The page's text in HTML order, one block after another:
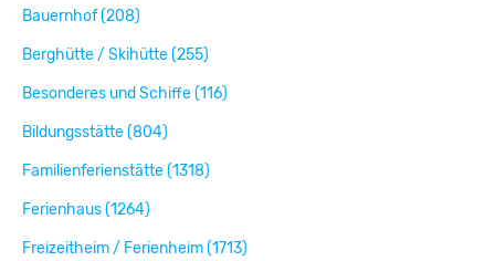
Bauernhof (208)
Berghütte / Skihütte (255)
Besonderes und Schiffe (116)
Bildungsstätte (804)
Familienferienstätte (1318)
Ferienhaus (1264)
Freizeitheim / Ferienheim (1713)